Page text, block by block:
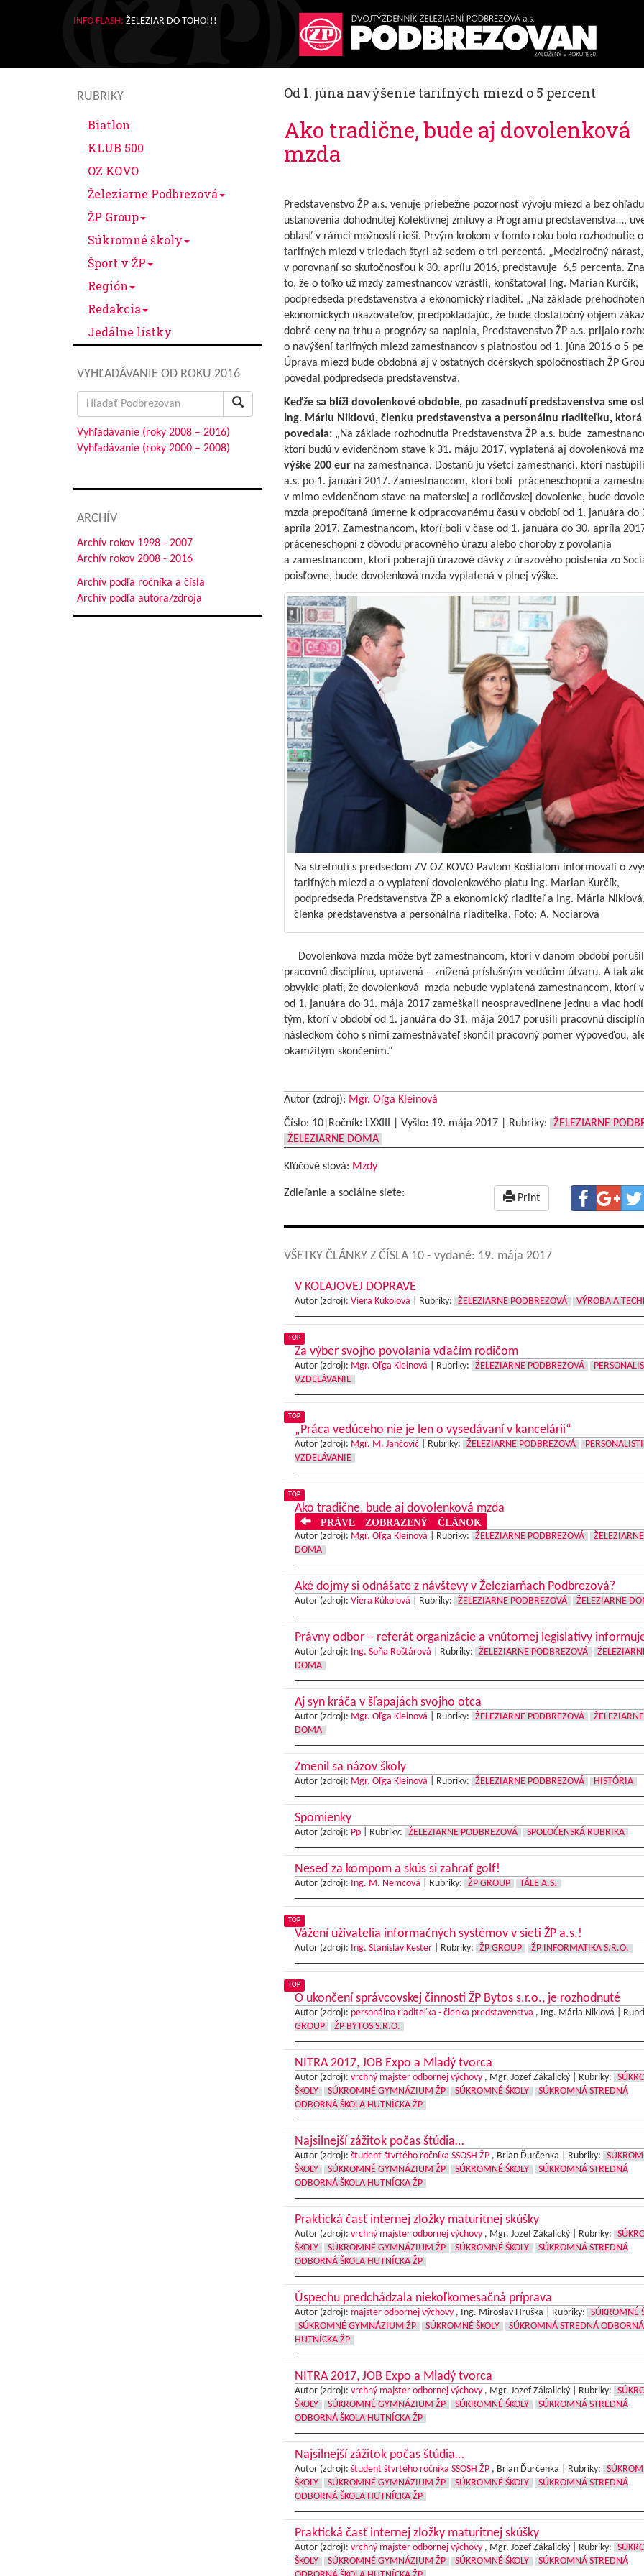
INFO FLASH: ŽELEZIAR DO TOHO!!!
RUBRIKY
Biatlon
KLUB 500
OZ KOVO
Železiarne Podbrezová
ŽP Group
Súkromné školy
Šport v ŽP
Región
Redakcia
Jedálne lístky
VYHĽADÁVANIE OD ROKU 2016
Search
for:
Vyhľadávanie (roky 2008 – 2016)
Vyhľadávanie (roky 2000 – 2008)
ARCHÍV
Archív rokov 1998 - 2007
Archív rokov 2008 - 2016
Archív podľa ročníka a čísla
Archív podľa autora/zdroja
Od 1. júna navýšenie tarifných miezd o 5 percent
Ako tradične, bude aj dovolenková
mzda
Predstavenstvo ŽP a.s. venuje priebežne pozornosť vývoju miezd a bez
ustanovenia dohodnutej Kolektívnej zmluvy a Programu predstavenstva…,
oblasť v rámci možností rieši. Prvým krokom v tomto roku bolo rozhodnutie
tarifných miezd v triedach štyri až sedem o tri percentá. „Medziročný nárast,
v porovnaní so skutočnosťou k 30. aprílu 2016, predstavuje 6,5 percenta.
to, že o toľko už mzdy zamestnancov vzrástli, konštatoval Ing. Marian Kurčík,
podpredseda predstavenstva a ekonomický riaditeľ. „Na základe
ekonomických ukazovateľov, predpokladajúc, že bude dostatočný objem
dobré ceny na trhu a prognózy sa naplnia, Predstavenstvo ŽP a.s. prijalo
o navýšení tarifných miezd zamestnancov s platnosťou od 1. júna 2016 o 5
Úprava miezd bude obdobná aj v ostatných dcérskych spoločnostiach ŽP
povedal podpredseda predstavenstva.
Keďže sa blíži dovolenkové obdobie, po zasadnutí predstavenstva sme
Ing. Máriu Niklovú, členku predstavenstva a personálnu riaditeľku, ktorá
povedala:„Na základe rozhodnutia Predstavenstva ŽP a.s. bude
ktorí budú v evidenčnom stave k 31. máju 2017, vyplatená aj dovolenková
výške 200 eurna zamestnanca. Dostanú ju všetci zamestnanci, ktorí
a.s. po 1. januári 2017. Zamestnancom, ktorí boli práceneschopní a
v mimo evidenčnom stave na materskej a rodičovskej dovolenke, bude
mzda prepočítaná úmerne k odpracovanému času v období od 1. januára do
apríla 2017. Zamestnancom, ktorí boli v čase od 1. januára do 30. apríla
práceneschopní z dôvodu pracovného úrazu alebo choroby z povolania
a zamestnancom, ktorí poberajú úrazové dávky z úrazového poistenia zo
poisťovne, bude dovolenková mzda vyplatená v plnej výške.
Na stretnutí s predsedom ZV OZ KOVO Pavlom Koštialom informovali o
tarifných miezd a o vyplatení dovolenkového platu Ing. Marian Kurčík,
podpredseda Predstavenstva ŽP a ekonomický riaditeľ a Ing. Mária
členka predstavenstva a personálna riaditeľka. Foto: A. Nociarová
Dovolenková mzda môže byť zamestnancom, ktorí v danom období
pracovnú disciplínu, upravená – znížená príslušným vedúcim útvaru. A tak
obvykle platí, že dovolenková mzda nebude vyplatená zamestnancom, ktorí
od 1. januára do 31. mája 2017 zameškali neospravedlnene jednu a viac
tým, ktorí v období od 1. januára do 31. mája 2017 porušili pracovnú
následkom čoho s nimi zamestnávateľ skončil pracovný pomer výpoveďou,
okamžitým skončením.“
Autor (zdroj): Mgr. Oľga Kleinová
Číslo: 10|Ročník: LXXIII | Vyšlo: 19. mája 2017| Rubriky:
ŽELEZIARNE
ŽELEZIARNE DOMA
Kľúčové slová: Mzdy
Zdieľanie a sociálne siete: Print
VŠETKY ČLÁNKY Z ČÍSLA 10 - vydané: 19. mája 2017
V KOĽAJOVEJ DOPRAVE
Autor (zdroj): Viera Kúkolová Rubriky: ŽELEZIARNE PODBREZOVÁ VÝROBA A
TOP
Za výber svojho povolania vďačím rodičom
Autor (zdroj): Mgr. Oľga Kleinová Rubriky: ŽELEZIARNE PODBREZOVÁ
VZDELÁVANIE
TOP
„Práca vedúceho nie je len o vysedávaní v kancelárii“
Autor (zdroj): Mgr. M. Jančovič| Rubriky: ŽELEZIARNE PODBREZOVÁ
VZDELÁVANIE
TOP
Ako tradične, bude aj dovolenková mzda
PRÁVE ZOBRAZENÝ ČLÁNOK
Autor (zdroj): Mgr. Oľga Kleinová Rubriky: ŽELEZIARNE PODBREZOVÁ
ŽELEZIARNE
DOMA
Aké dojmy si odnášate z návštevy v Železiarňach Podbrezová?
Autor (zdroj): Viera Kúkolová Rubriky: ŽELEZIARNE PODBREZOVÁ ŽELEZIARNE
Právny odbor – referát organizácie a vnútornej legislatívy
Autor (zdroj): Ing. Soňa Roštárová Rubriky: ŽELEZIARNE PODBREZOVÁ
DOMA
Aj syn kráča v šľapajách svojho otca
Autor (zdroj): Mgr. Oľga Kleinová Rubriky: ŽELEZIARNE PODBREZOVÁ
ŽELEZIARNE
DOMA
Zmenil sa názov školy
Autor (zdroj): Mgr. Oľga Kleinová Rubriky: ŽELEZIARNE PODBREZOVÁ HISTÓRIA
Spomienky
Autor (zdroj): Pp| Rubriky: ŽELEZIARNE PODBREZOVÁ SPOLOČENSKÁ RUBRIKA
Neseď za kompom a skús si zahrať golf!
Autor (zdroj): Ing. M. Nemcová Rubriky: ŽP GROUP TÁLE A.S.
TOP
Vážení užívatelia informačných systémov v sieti ŽP a.s.!
Autor (zdroj): Ing. Stanislav Kester| Rubriky: ŽP GROUP ŽP INFORMATIKA S.R.O.
TOP
O ukončení správcovskej činnosti ŽP Bytos s.r.o., je rozhodnuté
Autor (zdroj): personálna riaditeľka - členka predstavenstva , Ing. Mária Niklová |
GROUP
ŽP BYTOS S.R.O.
NITRA 2017, JOB Expo a Mladý tvorca
Autor (zdroj): vrchný majster odbornej výchovy, Mgr. Jozef Zákalický | Rubriky:
ŠKOLY
SÚKROMNÉ GYMNÁZIUM ŽP SÚKROMNÉ ŠKOLY
SÚKROMNÁ STREDNÁ
ODBORNÁ ŠKOLA HUTNÍCKA ŽP
Najsilnejší zážitok počas štúdia…
Autor (zdroj): študent štvrtého ročníka SSOSH ŽP, Brian Ďurčenka | Rubriky:
ŠKOLY
SÚKROMNÉ GYMNÁZIUM ŽP SÚKROMNÉ ŠKOLY
SÚKROMNÁ STREDNÁ
ODBORNÁ ŠKOLA HUTNÍCKA ŽP
Praktická časť internej zložky maturitnej skúšky
Autor (zdroj): vrchný majster odbornej výchovy, Mgr. Jozef Zákalický | Rubriky:
ŠKOLY
SÚKROMNÉ GYMNÁZIUM ŽP SÚKROMNÉ ŠKOLY
SÚKROMNÁ STREDNÁ
ODBORNÁ ŠKOLA HUTNÍCKA ŽP
Úspechu predchádzala niekoľkomesačná príprava
Autor (zdroj): majster odbornej výchovy, Ing. Miroslav Hruška | Rubriky:
SÚKROMNÉ
SÚKROMNÉ GYMNÁZIUM ŽP
SÚKROMNÉ ŠKOLY
SÚKROMNÁ STREDNÁ ODBORNÁ
HUTNÍCKA ŽP
NITRA 2017, JOB Expo a Mladý tvorca
Autor (zdroj): vrchný majster odbornej výchovy, Mgr. Jozef Zákalický | Rubriky:
ŠKOLY
SÚKROMNÉ GYMNÁZIUM ŽP SÚKROMNÉ ŠKOLY
SÚKROMNÁ STREDNÁ
ODBORNÁ ŠKOLA HUTNÍCKA ŽP
Najsilnejší zážitok počas štúdia…
Autor (zdroj): študent štvrtého ročníka SSOSH ŽP, Brian Ďurčenka | Rubriky:
ŠKOLY
SÚKROMNÉ GYMNÁZIUM ŽP SÚKROMNÉ ŠKOLY
SÚKROMNÁ STREDNÁ
ODBORNÁ ŠKOLA HUTNÍCKA ŽP
Praktická časť internej zložky maturitnej skúšky
Autor (zdroj): vrchný majster odbornej výchovy, Mgr. Jozef Zákalický | Rubriky:
ŠKOLY
SÚKROMNÉ GYMNÁZIUM ŽP SÚKROMNÉ ŠKOLY
SÚKROMNÁ STREDNÁ